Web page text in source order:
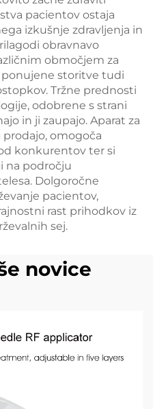
pacientov ostaja
izkušnje zdravljenja in
obravnavo
območjem za
ponujene storitve tudi
Tržne prednosti
odobrene s strani
in ji zaupajo. Aparat za
prodajo, omogoča
konkurentov ter si
na področju
Dolgoročne
pacientov,
rast prihodkov iz
sej.
novice